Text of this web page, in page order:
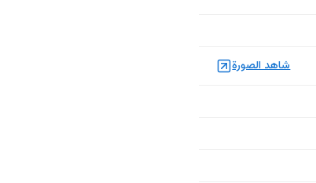
شاهد الصورة